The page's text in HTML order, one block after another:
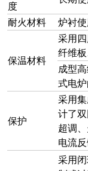
控制
在额
作；
电 流
余量
而到
击，
温度
百分
采用
LED
触摸